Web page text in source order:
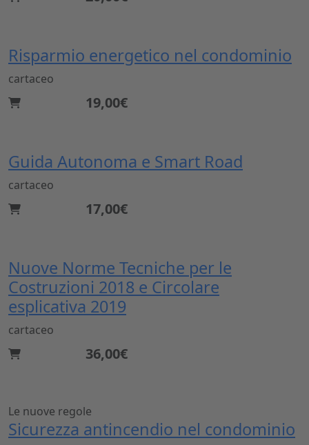
Risparmio energetico nel condominio
cartaceo
19,00€
Guida Autonoma e Smart Road
cartaceo
17,00€
Nuove Norme Tecniche per le
Costruzioni 2018 e Circolare
esplicativa 2019
cartaceo
36,00€
Le nuove regole
Sicurezza antincendio nel condominio